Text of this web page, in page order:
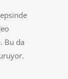
Bu da